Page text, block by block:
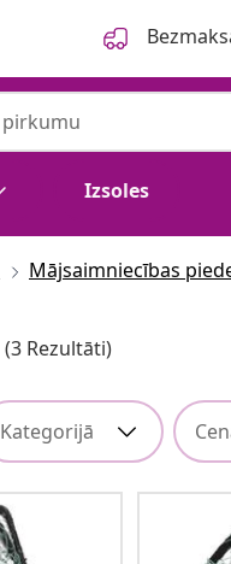
Izsoles
Mājsaimniecības
(3 Rezultāti)
Kategorijā